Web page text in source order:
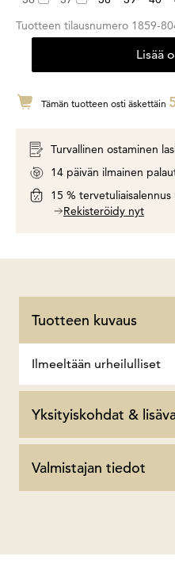
Tuotteen tilausnumero 1859-
Lisää
Tämän tuotteen osti äskettäin
Turvallinen ostaminen
14 päivän ilmainen
15 %
Rekisteröidy nyt
Tuotteen kuvaus
Ilmeeltään urheilulliset
Yksityiskohdat &
Valmistajan tiedot